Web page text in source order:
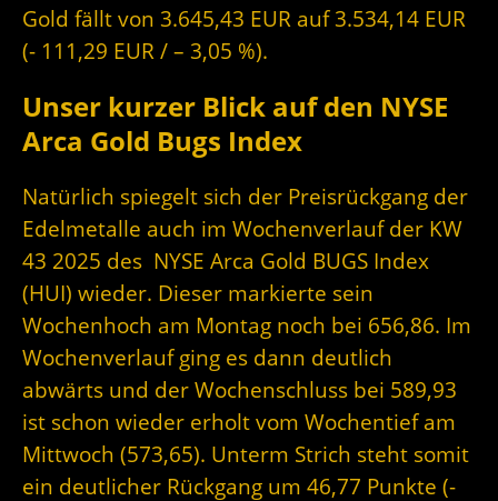
Gold fällt von 3.645,43 EUR auf 3.534,14 EUR
(- 111,29 EUR / – 3,05 %).
Unser kurzer Blick auf den NYSE
Arca Gold Bugs Index
Natürlich spiegelt sich der Preisrückgang der
Edelmetalle auch im Wochenverlauf der KW
43 2025 des NYSE Arca Gold BUGS Index
(HUI) wieder. Dieser markierte sein
Wochenhoch am Montag noch bei 656,86. Im
Wochenverlauf ging es dann deutlich
abwärts und der Wochenschluss bei 589,93
ist schon wieder erholt vom Wochentief am
Mittwoch (573,65). Unterm Strich steht somit
ein deutlicher Rückgang um 46,77 Punkte (-